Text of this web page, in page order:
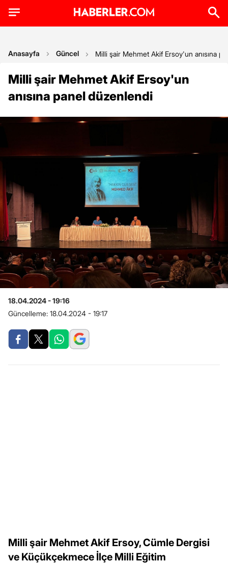
Anasayfa Güncel Milli şair Mehmet Akif Ersoy'un anısına
Milli şair Mehmet Akif Ersoy'un
anısına panel düzenlendi
18.04.2024 - 19:16
Güncelleme: 18.04.2024 - 19:17
Milli şair Mehmet Akif Ersoy, Cümle Dergisi
ve Küçükçekmece İlçe Milli Eğitim